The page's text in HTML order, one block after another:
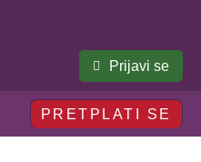
Prijavi se
PRETPLATI SE